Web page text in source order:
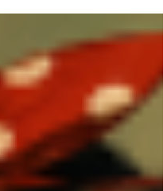
en Belgique. Cette fois,
te retrouve, pour Retro sur Mer. Les
la troisième année, nous avons le
au Rassemblement Auto de
sur, le désormais